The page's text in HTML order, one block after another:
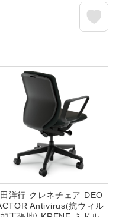
洋行 クレネチェア DEO
Antivirus(抗ウィル